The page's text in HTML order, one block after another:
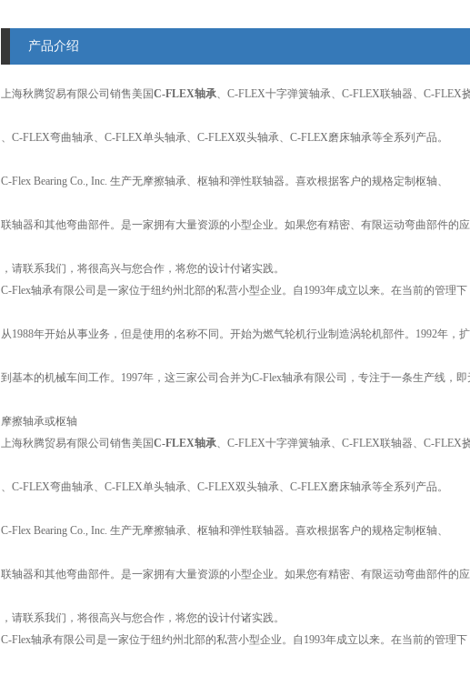
产品介绍
上海秋腾贸易有限公司销售美国C-FLEX轴承、C-FLEX十字弹簧轴承、C-FLEX联轴器、C-FLEX
、C-FLEX弯曲轴承、C-FLEX单头轴承、C-FLEX双头轴承、C-FLEX磨床轴承等全系列产品。
C-Flex Bearing Co., Inc. 生产无摩擦轴承、枢轴和弹性联轴器。喜欢根据客户的规格定制枢轴、
联轴器和其他弯曲部件。是一家拥有大量资源的小型企业。如果您有精密、有限运动弯曲部件的
，请联系我们，将很高兴与您合作，将您的设计付诸实践。
C-Flex轴承有限公司是一家位于纽约州北部的私营小型企业。自1993年成立以来。在当前的管理下
从1988年开始从事业务，但是使用的名称不同。开始为燃气轮机行业制造涡轮机部件。1992年，
到基本的机械车间工作。1997年，这三家公司合并为C-Flex轴承有限公司，专注于一条生产线，即
摩擦轴承或枢轴
上海秋腾贸易有限公司销售美国C-FLEX轴承、C-FLEX十字弹簧轴承、C-FLEX联轴器、C-FLEX
、C-FLEX弯曲轴承、C-FLEX单头轴承、C-FLEX双头轴承、C-FLEX磨床轴承等全系列产品。
C-Flex Bearing Co., Inc. 生产无摩擦轴承、枢轴和弹性联轴器。喜欢根据客户的规格定制枢轴、
联轴器和其他弯曲部件。是一家拥有大量资源的小型企业。如果您有精密、有限运动弯曲部件的
，请联系我们，将很高兴与您合作，将您的设计付诸实践。
C-Flex轴承有限公司是一家位于纽约州北部的私营小型企业。自1993年成立以来。在当前的管理下